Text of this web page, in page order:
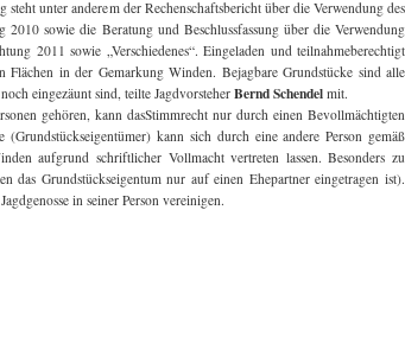
steht unter anderem der Rechenschaftsbericht über die Verwendung des
2010 sowie die Beratung und Beschlussfassung über die Verwendung
2011 sowie „Verschiedenes“. Eingeladen und teilnahmeberechtigt
Flächen in der Gemarkung Winden. Bejagbare Grundstücke sind alle
eingezäunt sind, teilte Jagdvorsteher Bernd Schendel mit.
gehören, kann dasStimmrecht nur durch einen Bevollmächtigten
(Grundstückseigentümer) kann sich durch eine andere Person gemäß
aufgrund schriftlicher Vollmacht vertreten lassen. Besonders zu
das Grundstückseigentum nur auf einen Ehepartner eingetragen ist).
in seiner Person vereinigen.